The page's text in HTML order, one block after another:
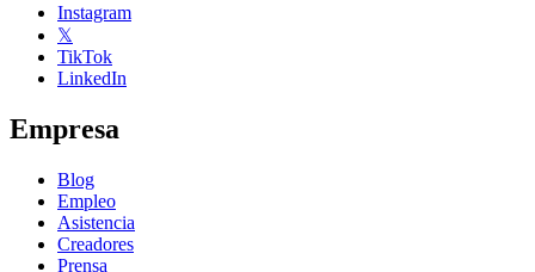
Instagram
𝕏
TikTok
LinkedIn
Empresa
Blog
Empleo
Asistencia
Creadores
Prensa